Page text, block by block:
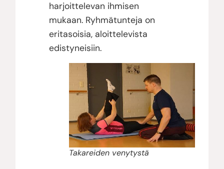
harjoittelevan ihmisen
mukaan. Ryhmätunteja on
eritasoisia, aloittelevista
edistyneisiin.
Takareiden venytystä